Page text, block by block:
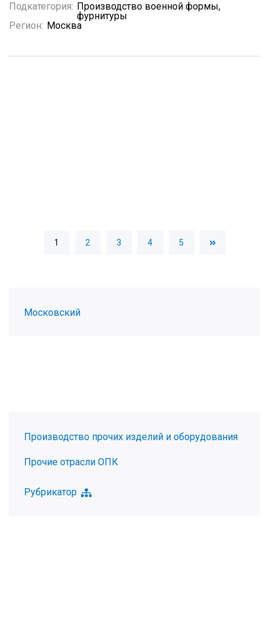
Подкатегория: Производство военной формы,
фурнитуры
Регион: Москва
1 2 3 4 5
Московский
Производство прочих изделий и оборудования
Прочие отрасли ОПК
Рубрикатор